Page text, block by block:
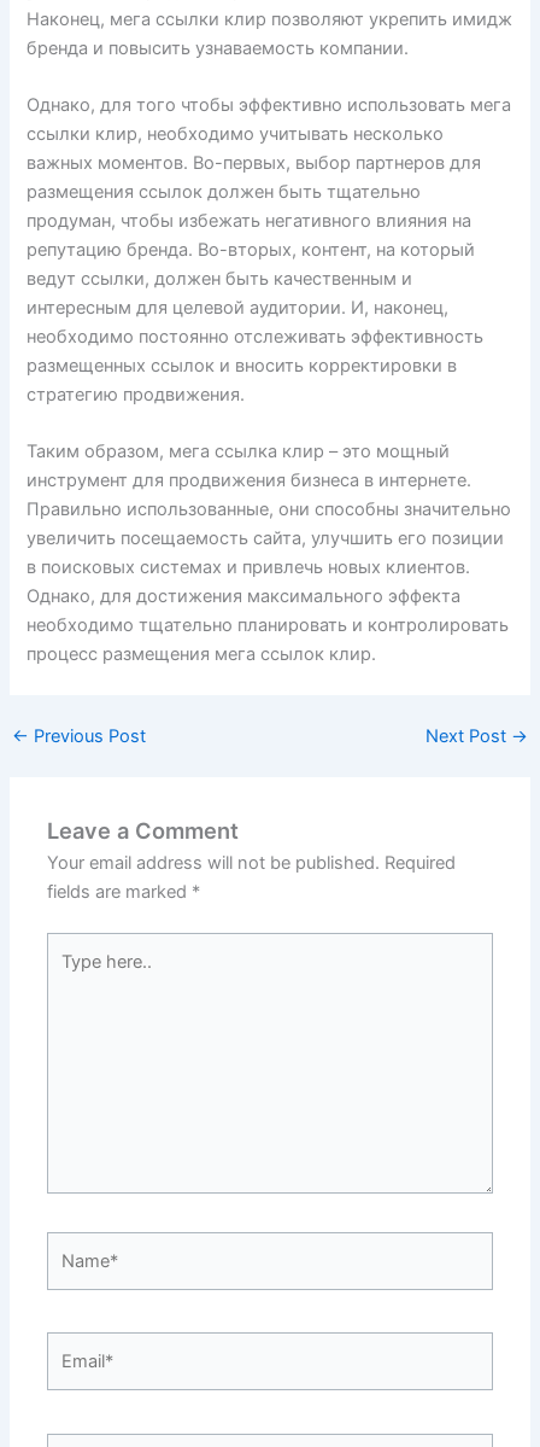
Наконец, мега ссылки клир позволяют укрепить имидж
бренда и повысить узнаваемость компании.
Однако, для того чтобы эффективно использовать мега
ссылки клир, необходимо учитывать несколько
важных моментов. Во-первых, выбор партнеров для
размещения ссылок должен быть тщательно
продуман, чтобы избежать негативного влияния на
репутацию бренда. Во-вторых, контент, на который
ведут ссылки, должен быть качественным и
интересным для целевой аудитории. И, наконец,
необходимо постоянно отслеживать эффективность
размещенных ссылок и вносить корректировки в
стратегию продвижения.
Таким образом, мега ссылка клир – это мощный
инструмент для продвижения бизнеса в интернете.
Правильно использованные, они способны значительно
увеличить посещаемость сайта, улучшить его позиции
в поисковых системах и привлечь новых клиентов.
Однако, для достижения максимального эффекта
необходимо тщательно планировать и контролировать
процесс размещения мега ссылок клир.
← Previous Post Next Post →
Leave a Comment
Your email address will not be published. Required
fields are marked *
here..